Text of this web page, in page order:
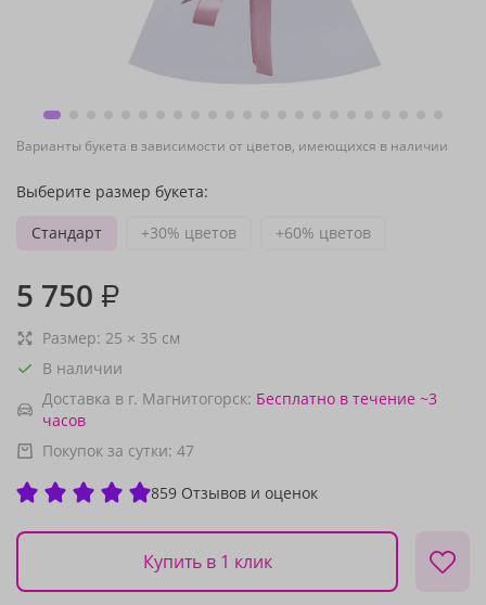
Варианты букета в зависимости от цветов, имеющихся в наличии
Выберите размер букета:
Стандарт
+30% цветов +60% цветов
5 750 ₽
Размер: 25 × 35 см
В наличии
Доставка в г. Магнитогорск: Бесплатно в течение ~3
часов
Покупок за сутки: 47
859 Отзывов и оценок
Купить в 1 клик